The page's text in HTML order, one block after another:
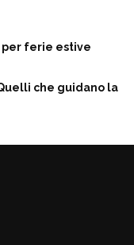
per ferie estive
che guidano la